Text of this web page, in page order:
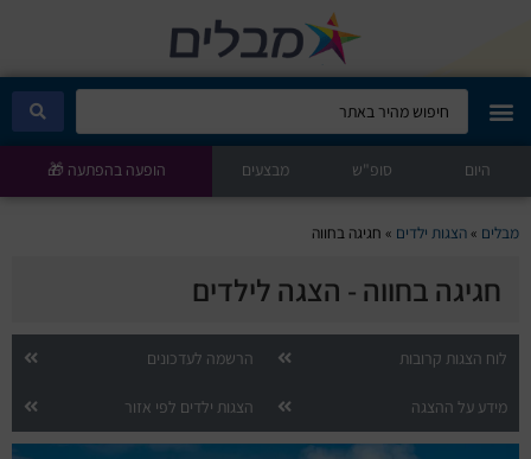
מבלים קלאב
הופעות היום
סטנדאפ
הצגות ילדים
הופעות חיות
היום סופ"ש מבצעים הופעה בהפתעה 🎁
מבלים »הצגות ילדים » חגיגה בחווה
חגיגה בחווה - הצגה לילדים​
לוח הצגות קרובות הרשמה לעדכונים
מידע על ההצגה הצגות ילדים לפי אזור